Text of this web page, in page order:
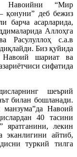
Навоийни “Мир
қонуни” деб бежиз
барча асарларида,
Аллоҳга
Расулуллоҳ с.а.в
Биз қуйида
Навоий шариат ва
сифатида
шеърий
билан бошланади.
Навоий
40 тасини
яратганини, лекин
эканлигини айтиб,
туркий тилга